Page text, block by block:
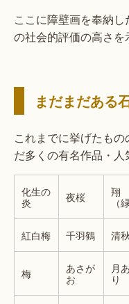
ここに障壁画を奉納
の社会的評価の高さを
まだまだある
これまでに挙げたも
だ多くの有名作品・人
化生の
炎
夜桜
翔
（
紅白梅 千羽鶴 清秋
梅
あさが
お
月
り